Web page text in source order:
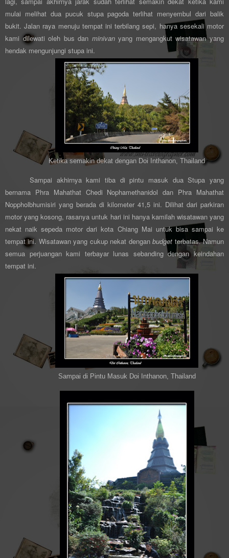
mulai melihat dua pucuk stupa pagoda terlihat menyembul dari balik
bukit. Jalan raya menuju tempat ini terbilang sepi, hanya sesekali motor
kami dilewati oleh bus dan minivanyang mengangkut wisatawan yang
hendak mengunjungi stupa ini.
Ketika semakin dekat dengan Doi Inthanon, Thailand
Sampai akhirnya kami tiba di pintu masuk dua Stupa yang
bernama Phra Mahathat Chedi Nophamethanidol dan Phra Mahathat
Noppholbhumisiri yang berada di kilometer 41,5 ini. Dilihat dari parkiran
motor yang kosong, rasanya untuk hari ini hanya kamilah wisatawan yang
nekat naik sepeda motor dari kota Chiang Mai untuk bisa sampai ke
tempat ini. Wisatawan yang cukup nekat denganbudget terbatas. Namun
semua perjuangan kami terbayar lunas sebanding dengan keindahan
tempat ini.
Sampai di Pintu Masuk Doi Inthanon, Thailand